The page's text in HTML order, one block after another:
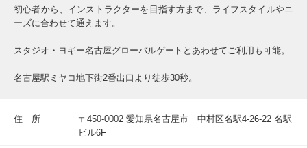
初心者から、インストラクターを目指す方まで、ライフスタイルやニ
ーズに合わせて通えます。
スタジオ・ヨギー名古屋グローバルゲートとあわせてご利用も可能。
名古屋駅ミヤコ地下街2番出口より徒歩30秒。
住 所
〒450-0002 愛知県名古屋市 中村区名駅4-26-22 名駅
ビル6F